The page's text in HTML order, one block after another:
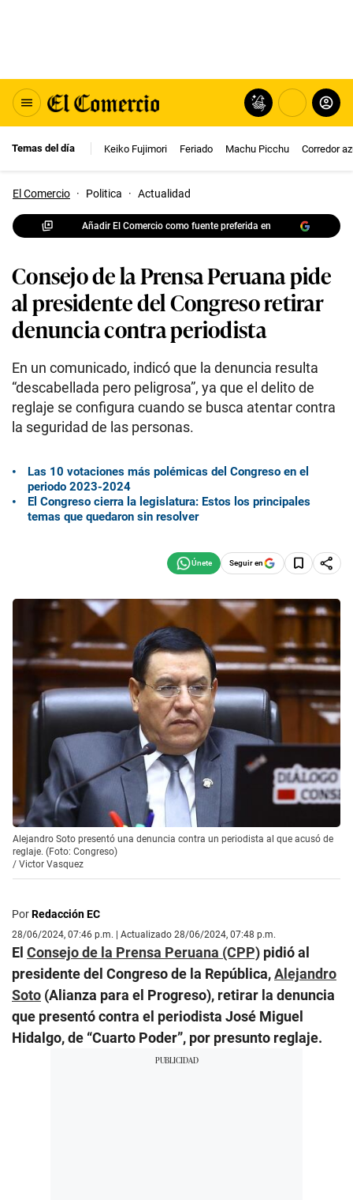
Temas del día Keiko Fujimori Feriado Machu Picchu Corredor
El Comercio · Politica · Actualidad
Añadir El Comercio como fuente preferida en
Consejo de la Prensa Peruana pide
al presidente del Congreso retirar
denuncia contra periodista
En un comunicado, indicó que la denuncia resulta
“descabellada pero peligrosa”, ya que el delito de
reglaje se configura cuando se busca atentar contra
la seguridad de las personas.
Las 10 votaciones más polémicas del Congreso en el
periodo 2023-2024
El Congreso cierra la legislatura: Estos los principales
temas que quedaron sin resolver
Seguir en
Alejandro Soto presentó una denuncia contra un periodista al que acusó de
reglaje. (Foto: Congreso)
/ Victor Vasquez
PorRedacción EC
28/06/2024, 07:46 p.m. | Actualizado 28/06/2024, 07:48 p.m.
El Consejo de la Prensa Peruana (CPP) pidió al
presidente del Congreso de la República,Alejandro
Soto (Alianza para el Progreso), retirar la denuncia
que presentó contra el periodista José Miguel
Hidalgo, de “Cuarto Poder”, por presunto reglaje.